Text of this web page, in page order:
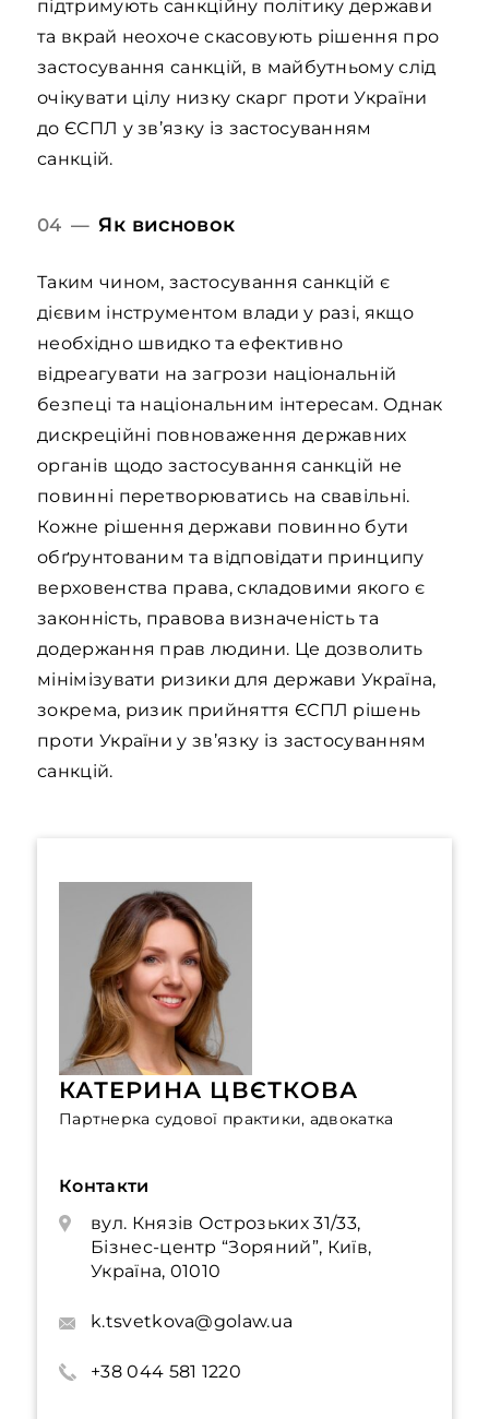
підтримують санкційну політику держави
та вкрай неохоче скасовують рішення про
застосування санкцій, в майбутньому слід
очікувати цілу низку скарг проти України
до ЄСПЛ у зв’язку із застосуванням
санкцій.
04 — Як висновок
Таким чином, застосування санкцій є
дієвим інструментом влади у разі, якщо
необхідно швидко та ефективно
відреагувати на загрози національній
безпеці та національним інтересам. Однак
дискреційні повноваження державних
органів щодо застосування санкцій не
повинні перетворюватись на свавільні.
Кожне рішення держави повинно бути
обґрунтованим та відповідати принципу
верховенства права, складовими якого є
законність, правова визначеність та
додержання прав людини. Це дозволить
мінімізувати ризики для держави Україна,
зокрема, ризик прийняття ЄСПЛ рішень
проти України у зв’язку із застосуванням
санкцій.
КАТЕРИНА ЦВЄТКОВА
Партнерка судової практики, адвокатка
Контакти
вул. Князів Острозьких 31/33,
Бізнес-центр “Зоряний”, Київ,
Україна, 01010
k.tsvetkova@golaw.ua
+38 044 581 1220